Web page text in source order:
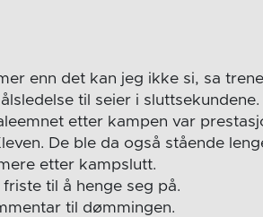
enn det kan jeg ikke si, sa
til seier i sluttsekundene.
etter kampen var
De ble da også stående
etter kampslutt.
til å henge seg på.
til dømmingen.